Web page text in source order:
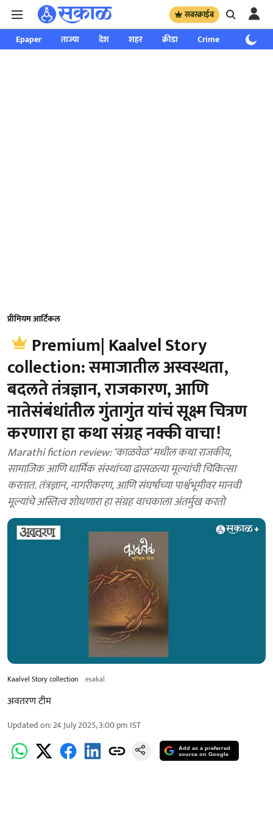
सबस्क्राईब
Epaper ताज्या देश शहर क्रीडा Crime साप्ताहिक
प्रीमियम आर्टिकल
Premium| Kaalvel Story
collection: समाजातील अस्वस्थता,
बदलते तंत्रज्ञान, राजकारण, आणि
नातेसंबंधांतील गुंतागुंत यांचं सूक्ष्म चित्रण
करणारा हा कथा संग्रह नक्की वाचा!
Marathi fiction review: ‘काळवेळ’ मधील कथा राजकीय,
सामाजिक आणि धार्मिक संस्थांच्या ढासळत्या मूल्यांची चिकित्सा
करतात. तंत्रज्ञान, नागरीकरण, आणि संघर्षाच्या पार्श्वभूमीवर मानवी
मूल्यांचे अस्तित्व शोधणारा हा संग्रह वाचकाला अंतर्मुख करतो
Kaalvel Story collection esakal
अवतरण टीम
Updated on:24 July 2025, 3:00 pm IST
Add as a preferred
source on Google